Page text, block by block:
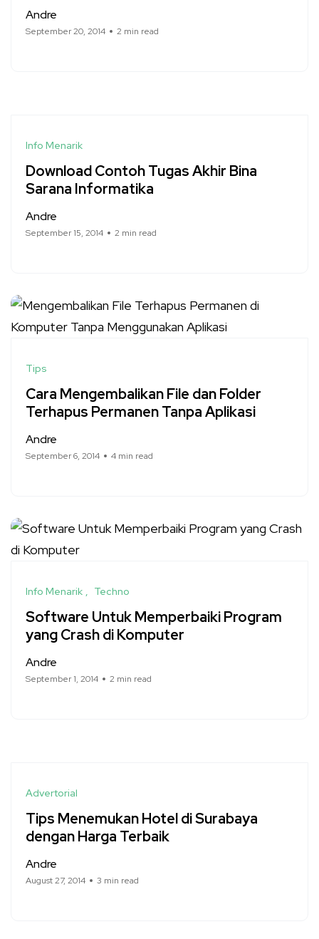
Andre
September 20, 2014 2 min read
Info Menarik
Download Contoh Tugas Akhir Bina
Sarana Informatika
Andre
September 15, 2014 2 min read
Tips
Cara Mengembalikan File dan Folder
Terhapus Permanen Tanpa Aplikasi
Andre
September 6, 2014 4 min read
Info Menarik Techno
Software Untuk Memperbaiki Program
yang Crash di Komputer
Andre
September 1, 2014 2 min read
Advertorial
Tips Menemukan Hotel di Surabaya
dengan Harga Terbaik
Andre
August 27, 2014 3 min read